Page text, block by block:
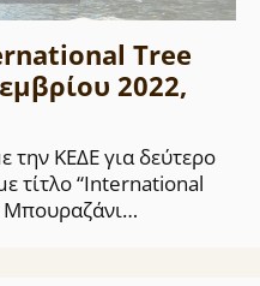
Tree
2022,
την ΚΕΔΕ για δεύτερο
τίτλο “International
Μπουραζάνι…